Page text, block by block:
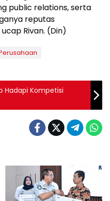
public relations, serta
reputas
Rivan. (Din)
Hadapi Kompetisi